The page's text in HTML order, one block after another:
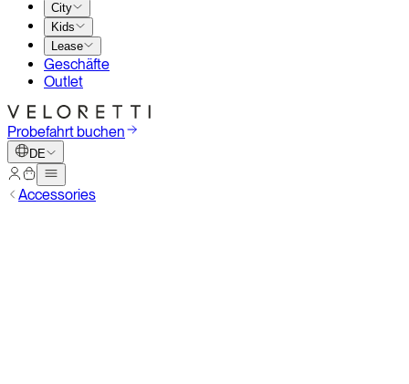
City
Kids
Lease
Geschäfte
Outlet
Probefahrt buchen
DE
Accessories